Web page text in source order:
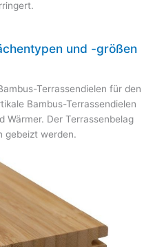
und -größen
Terrassendielen für den
Bambus-Terrassendielen
Wärmer. Der Terrassenbelag
gebeizt werden.